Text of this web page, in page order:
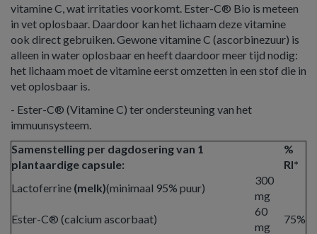
vitamine C, wat irritaties voorkomt. Ester-C® Bio is meteen
in vet oplosbaar. Daardoor kan het lichaam deze vitamine
ook direct gebruiken. Gewone vitamine C (ascorbinezuur) is
alleen in water oplosbaar en heeft daardoor meer tijd nodig:
het lichaam moet de vitamine eerst omzetten in een stof die in
vet oplosbaar is.
- Ester-C® (Vitamine C) ter ondersteuning van het
immuunsysteem.
Samenstelling per dagdosering van 1
plantaardige capsule:
%
RI*
Lactoferrine (melk)(minimaal 95% puur)
300
mg
Ester-C® (calcium ascorbaat)
60
mg
75%